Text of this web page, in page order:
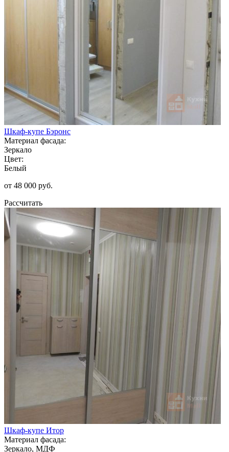
Шкаф-купе Бэронс
Материал фасада:
Зеркало
Цвет:
Белый
от 48 000 руб.
Рассчитать
Шкаф-купе Итор
Материал фасада:
Зеркало, МДФ